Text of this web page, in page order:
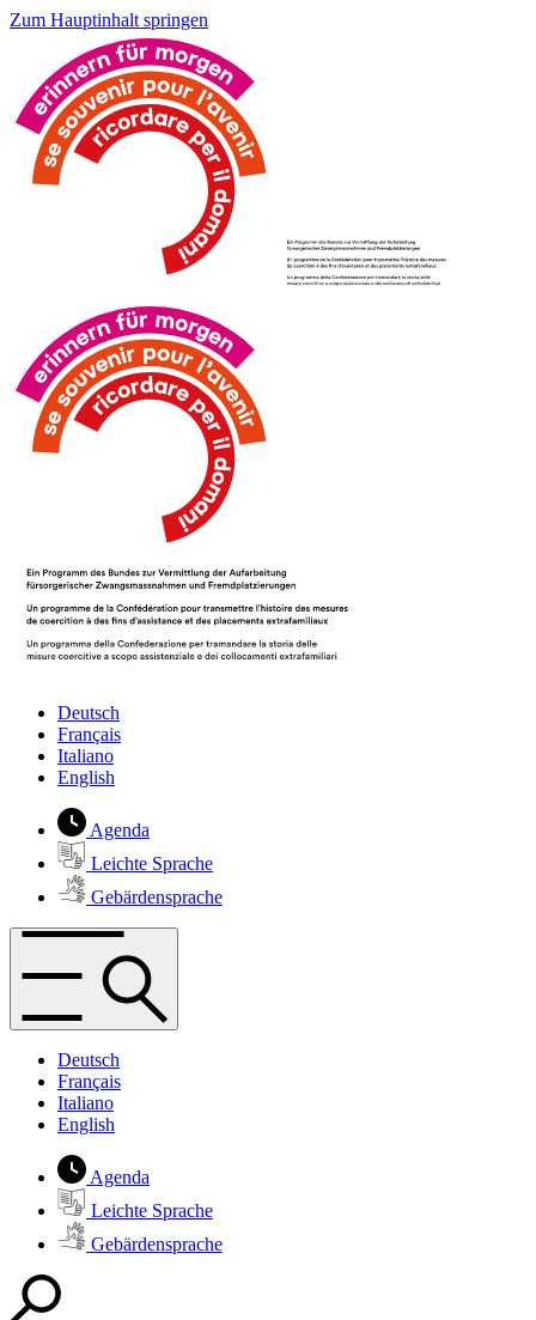
Zum Hauptinhalt springen
Deutsch
Français
Italiano
English
Agenda
Leichte Sprache
Gebärdensprache
Deutsch
Français
Italiano
English
Agenda
Leichte Sprache
Gebärdensprache